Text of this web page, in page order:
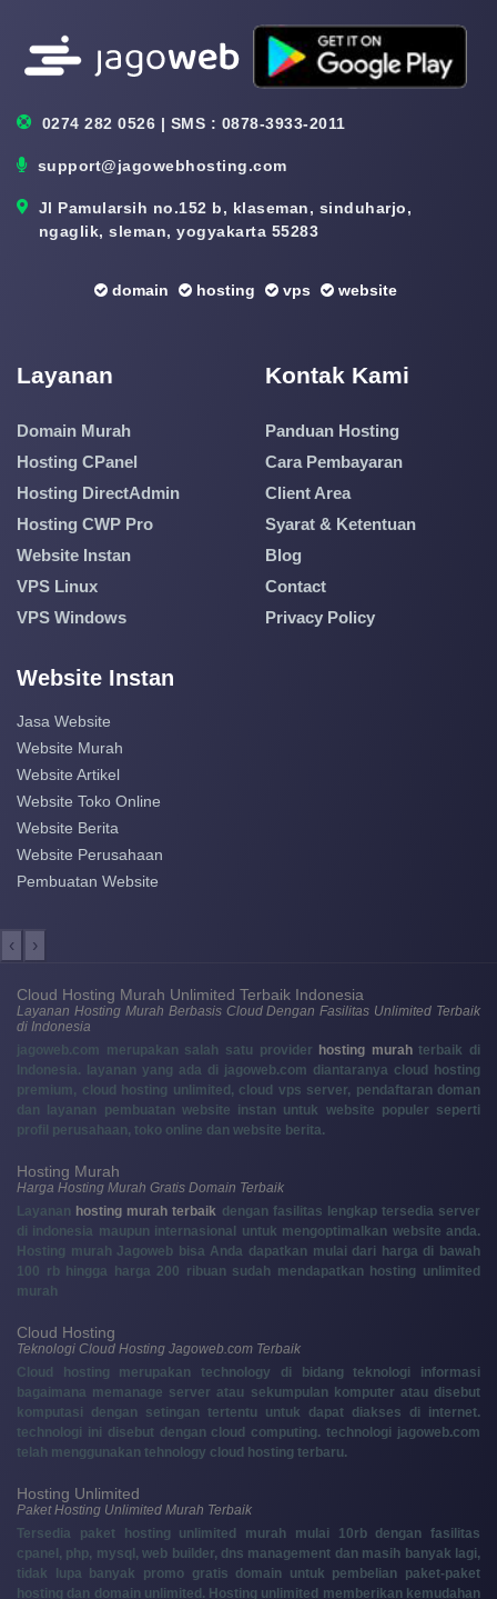
0274 282 0526 | SMS : 0878-3933-2011
support@jagowebhosting.com
Jl Pamularsih no.152 b, klaseman, sinduharjo,
ngaglik, sleman, yogyakarta 55283
domain hosting vps website
Layanan
Domain Murah
Hosting CPanel
Hosting DirectAdmin
Hosting CWP Pro
Website Instan
VPS Linux
VPS Windows
Kontak Kami
Panduan Hosting
Cara Pembayaran
Client Area
Syarat & Ketentuan
Blog
Contact
Privacy Policy
Website Instan
Jasa Website
Website Murah
Website Artikel
Website Toko Online
Website Berita
Website Perusahaan
Pembuatan Website
‹ ›
Cloud Hosting Murah Unlimited Terbaik Indonesia
Layanan Hosting Murah Berbasis Cloud Dengan Fasilitas Unlimited Terbaik
di Indonesia
jagoweb.com merupakan salah satu provider hosting murahterbaik di
Indonesia. layanan yang ada di jagoweb.com diantaranya cloud hosting
premium, cloud hosting unlimited, cloud vps server, pendaftaran doman
dan layanan pembuatan website instan untuk website populer seperti
profil perusahaan, toko online dan website berita.
Hosting Murah
Harga Hosting Murah Gratis Domain Terbaik
Layanan hosting murah terbaik dengan fasilitas lengkap tersedia server
di indonesia maupun internasional untuk mengoptimalkan website anda.
Hosting murah Jagoweb bisa Anda dapatkan mulai dari harga di bawah
100 rb hingga harga 200 ribuan sudah mendapatkan hosting unlimited
murah
Cloud Hosting
Teknologi Cloud Hosting Jagoweb.com Terbaik
Cloud hosting merupakan technology di bidang teknologi informasi
bagaimana memanage server atau sekumpulan komputer atau disebut
komputasi dengan setingan tertentu untuk dapat diakses di internet.
technologi ini disebut dengan cloud computing. technologi jagoweb.com
telah menggunakan tehnology cloud hosting terbaru.
Hosting Unlimited
Paket Hosting Unlimited Murah Terbaik
Tersedia paket hosting unlimited murah mulai 10rb dengan fasilitas
cpanel, php, mysql, web builder, dns management dan masih banyak lagi,
tidak lupa banyak promo gratis domain untuk pembelian paket-paket
hosting dan domain unlimited. Hosting unlimited memberikan kemudahan